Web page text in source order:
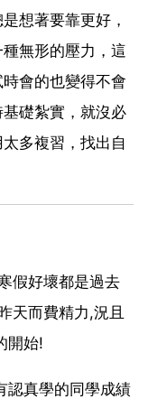
想著要靠更好，
無形的壓力，這
會的也變得不會
礎紮實，就沒必
多複習，找出自
假好壞都是過去
天而費精力,況且
開始!
認真學的同學成績